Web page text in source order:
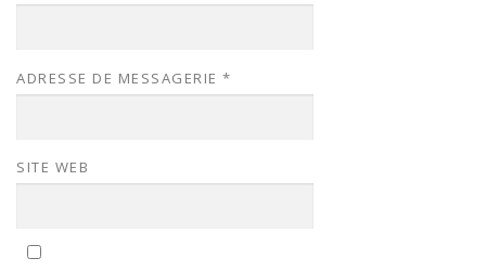
ADRESSE DE MESSAGERIE *
SITE WEB